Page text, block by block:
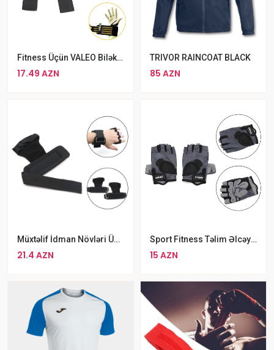
Fitness Üçün VALEO Biləklik Bilək Qoruyucu Qayiş Çüt Biləklik
17.49 AZN
TRIVOR RAINCOAT BLACK
85 AZN
Müxtəlif İdman Növləri Üçün Barmaqsız Kəmərli Fitnes İdman Əlcəkləri Lyamka
21.4 AZN
Sport Fitness Təlim Əlcəyi Ölçü L XL
15 AZN